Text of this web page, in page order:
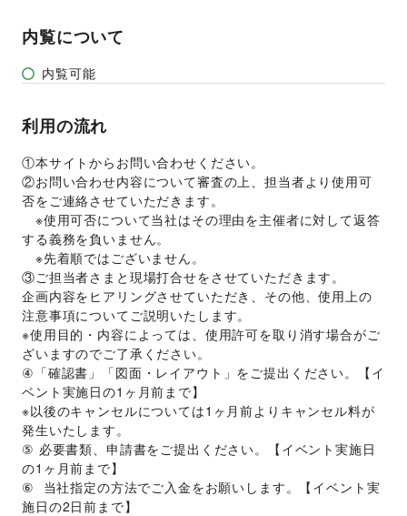
その他エンタメ・ガジェット
内覧について
内覧可能
利用の流れ
①本サイトからお問い合わせください。
②お問い合わせ内容について審査の上、担当者より使用可
否をご連絡させていただきます。
※使用可否について当社はその理由を主催者に対して返答
する義務を負いません。
※先着順ではございません。
③ご担当者さまと現場打合せをさせていただきます。
企画内容をヒアリングさせていただき、その他、使用上の
注意事項についてご説明いたします。
※使用目的・内容によっては、使用許可を取り消す場合がご
ざいますのでご了承ください。
④「確認書」「図面・レイアウト」をご提出ください。【イ
ベント実施日の1ヶ月前まで】
※以後のキャンセルについては1ヶ月前よりキャンセル料が
発生いたします。
⑤ 必要書類、申請書をご提出ください。【イベント実施日
の1ヶ月前まで】
⑥  当社指定の方法でご入金をお願いします。【イベント実
施日の2日前まで】